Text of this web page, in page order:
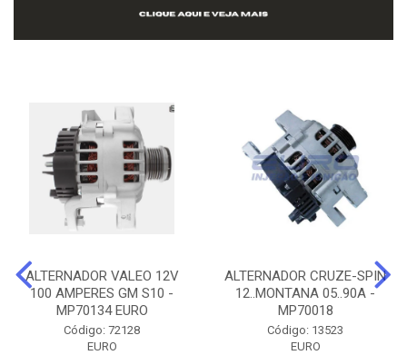
ALTERNADOR VALEO 12V
100 AMPERES GM S10 -
MP70134 EURO
Código: 72128
EURO
ALTERNADOR CRUZE-SPIN
12..MONTANA 05..90A -
MP70018
Código: 13523
EURO